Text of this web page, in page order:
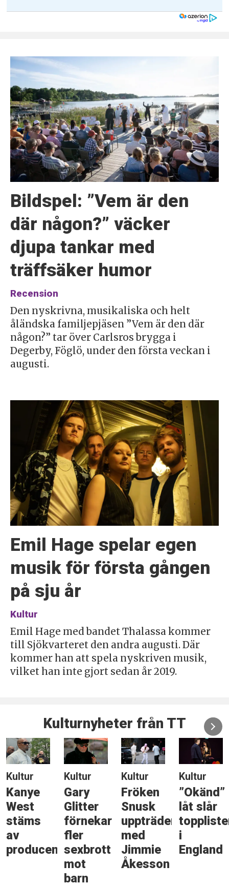
Bildspel: ”Vem är den
där någon?” väcker
djupa tankar med
träffsäker humor
Recension
Den nyskrivna, musikaliska och helt
åländska familjepjäsen ”Vem är den där
någon?” tar över Carlsros brygga i
Degerby, Föglö, under den första veckan i
augusti.
Emil Hage spelar egen
musik för första gången
på sju år
Kultur
Emil Hage med bandet Thalassa kommer
till Sjökvarteret den andra augusti. Där
kommer han att spela nyskriven musik,
vilket han inte gjort sedan år 2019.
Kulturnyheter från TT
Kultur
Kanye
West
stäms
av
producent
Kultur
Gary
Glitter
förnekar
fler
sexbrott
mot
barn
Kultur
Fröken
Snusk
uppträder
med
Jimmie
Åkesson
Kultur
”Okänd”
låt slår
i
England